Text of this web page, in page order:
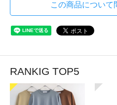
この商品について
RANKIG TOP5